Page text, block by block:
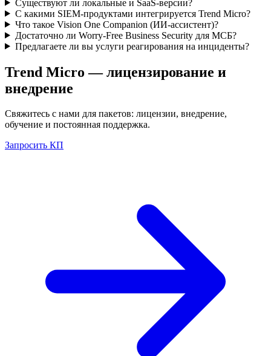
Существуют ли локальные и SaaS-версии?
С какими SIEM-продуктами интегрируется Trend Micro?
Что такое Vision One Companion (ИИ-ассистент)?
Достаточно ли Worry-Free Business Security для МСБ?
Предлагаете ли вы услуги реагирования на инциденты?
Trend Micro — лицензирование и
внедрение
Свяжитесь с нами для пакетов: лицензии, внедрение,
обучение и постоянная поддержка.
Запросить КП